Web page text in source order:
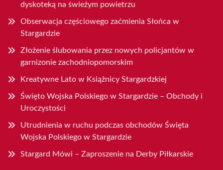
dyskoteką na świeżym powietrzu
Obserwacja częściowego zaćmienia Słońca w
Stargardzie
Złożenie ślubowania przez nowych policjantów w
garnizonie zachodniopomorskim
Kreatywne Lato w Książnicy Stargardzkiej
Święto Wojska Polskiego w Stargardzie – Obchody i
Uroczystości
Utrudnienia w ruchu podczas obchodów Święta
Wojska Polskiego w Stargardzie
Stargard Mówi – Zaproszenie na Derby Piłkarskie